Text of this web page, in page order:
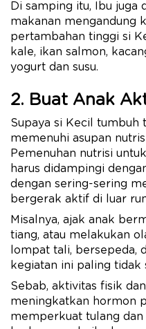
Di samping itu, Ibu juga
makanan mengandung
pertambahan tinggi si
kale, ikan salmon,
yogurt dan susu.
2. Buat Anak
Supaya si Kecil tumbuh
memenuhi asupan
Pemenuhan nutrisi
harus didampingi
dengan sering-sering
bergerak aktif di luar
Misalnya, ajak anak
tiang, atau melakukan
lompat tali, bersepeda,
kegiatan ini paling tidak
Sebab, aktivitas fisik
meningkatkan hormon
memperkuat tulang